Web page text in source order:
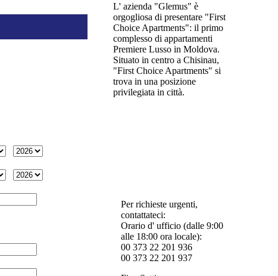
L' azienda "Glemus" è
orgogliosa di presentare "First
Choice Apartments": il primo
complesso di appartamenti
Premiere Lusso in Moldova.
Situato in centro a Chisinau,
"First Choice Apartments" si
trova in una posizione
privilegiata in città.
Per richieste urgenti,
contattateci:
Orario d' ufficio (dalle 9:00
alle 18:00 ora locale):
00 373 22 201 936
00 373 22 201 937